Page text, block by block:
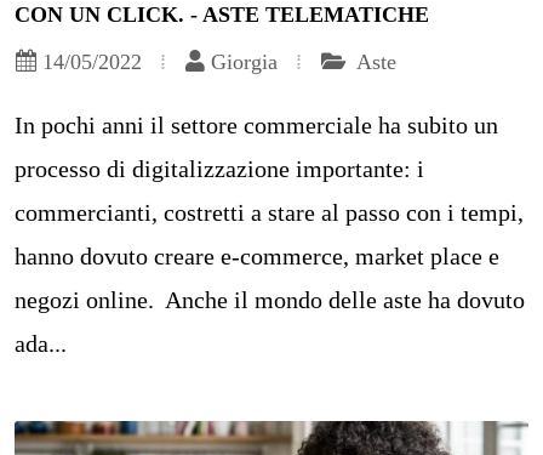
CON UN CLICK. - ASTE TELEMATICHE
14/05/2022
Giorgia Aste
In pochi anni il settore commerciale ha subito un
processo di digitalizzazione importante: i
commercianti, costretti a stare al passo con i tempi,
hanno dovuto creare e-commerce, market place e
negozi online. Anche il mondo delle aste ha dovuto
ada...